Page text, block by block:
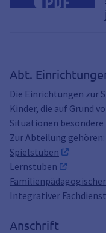
Abt.
Die Einrichtungen zur
Kinder, die auf Grund
Situationen
Zur Abteilung gehören:
Spielstuben
Lernstuben
Integrativer Fachdienst
Anschrift